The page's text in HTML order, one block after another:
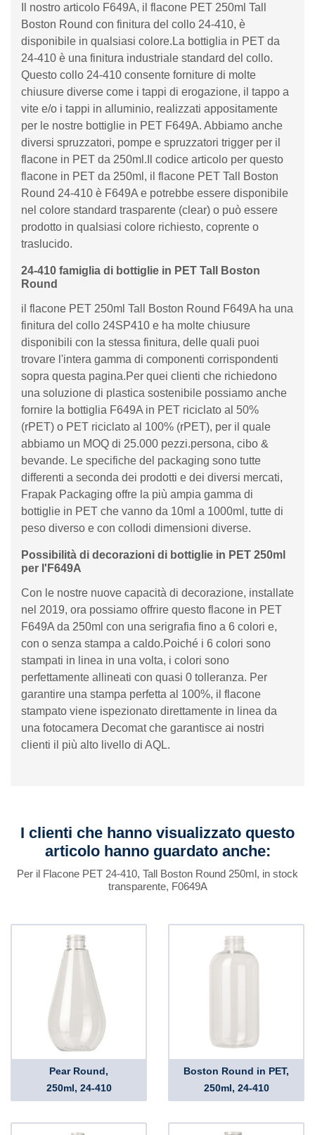
Il nostro articolo F649A, il flacone PET 250ml Tall
Boston Round con finitura del collo 24-410, è
disponibile in qualsiasi colore.La bottiglia in PET da
24-410 è una finitura industriale standard del collo.
Questo collo 24-410 consente forniture di molte
chiusure diverse come i tappi di erogazione, il tappo a
vite e/o i tappi in alluminio, realizzati appositamente
per le nostre bottiglie in PET F649A. Abbiamo anche
diversi spruzzatori, pompe e spruzzatori trigger per il
flacone in PET da 250ml.Il codice articolo per questo
flacone in PET da 250ml, il flacone PET Tall Boston
Round 24-410 è F649A e potrebbe essere disponibile
nel colore standard trasparente (clear) o può essere
prodotto in qualsiasi colore richiesto, coprente o
traslucido.
24-410 famiglia di bottiglie in PET Tall Boston
Round
il flacone PET 250ml Tall Boston Round F649A ha una
finitura del collo 24SP410 e ha molte chiusure
disponibili con la stessa finitura, delle quali puoi
trovare l'intera gamma di componenti corrispondenti
sopra questa pagina.Per quei clienti che richiedono
una soluzione di plastica sostenibile possiamo anche
fornire la bottiglia F649A in PET riciclato al 50%
(rPET) o PET riciclato al 100% (rPET), per il quale
abbiamo un MOQ di 25.000 pezzi.persona, cibo &
bevande. Le specifiche del packaging sono tutte
differenti a seconda dei prodotti e dei diversi mercati,
Frapak Packaging offre la più ampia gamma di
bottiglie in PET che vanno da 10ml a 1000ml, tutte di
peso diverso e con collodi dimensioni diverse.
Possibilità di decorazioni di bottiglie in PET 250ml
per l'F649A
Con le nostre nuove capacità di decorazione, installate
nel 2019, ora possiamo offrire questo flacone in PET
F649A da 250ml con una serigrafia fino a 6 colori e,
con o senza stampa a caldo.Poiché i 6 colori sono
stampati in linea in una volta, i colori sono
perfettamente allineati con quasi 0 tolleranza. Per
garantire una stampa perfetta al 100%, il flacone
stampato viene ispezionato direttamente in linea da
una fotocamera Decomat che garantisce ai nostri
clienti il ​​più alto livello di AQL.
I clienti che hanno visualizzato questo
articolo hanno guardato anche:
Per il Flacone PET 24-410, Tall Boston Round 250ml, in stock
transparente, F0649A
Pear Round,
250ml, 24-410
Boston Round in PET,
250ml, 24-410